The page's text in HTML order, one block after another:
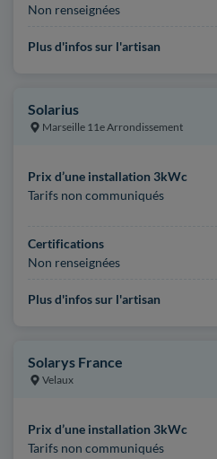
Non renseignées
Plus d'infos sur l'artisan
Solarius
Marseille 11e Arrondissement
Prix d’une installation 3kWc
Tarifs non communiqués
Certifications
Non renseignées
Plus d'infos sur l'artisan
Solarys France
Velaux
Prix d’une installation 3kWc
Tarifs non communiqués